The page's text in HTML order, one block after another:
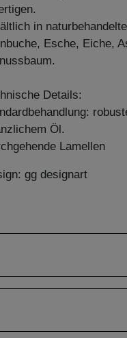
in
Esche, Eiche,
Details:
Öl.
Lamellen
gg designart